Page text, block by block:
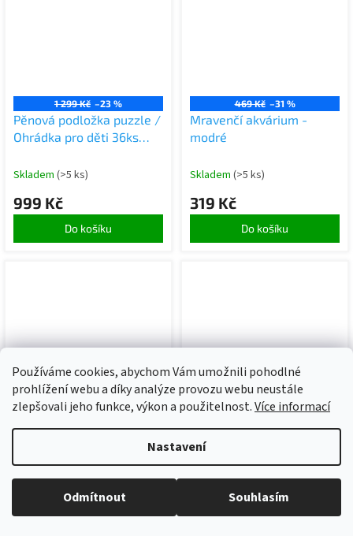
Používáme cookies, abychom Vám umožnili pohodlné
prohlížení webu a díky analýze provozu webu neustále
zlepšovali jeho funkce, výkon a použitelnost.Více informací
Nastavení
Odmítnout Souhlasím
1 299 Kč –23 %
Pěnová podložka puzzle /
Ohrádka pro děti 36ks
Skladem (>5 ks)
999 Kč
Do košíku
469 Kč –31 %
Mravenčí akvárium -
modré
Skladem (>5 ks)
319 Kč
Do košíku
399 Kč –40 %
Batoh medvěd růžový
Skladem(>5 ks)
Do košíku
399 Kč –42 %
Batoh medvěd modrý
Skladem(>5 ks)
229 Kč
Do košíku